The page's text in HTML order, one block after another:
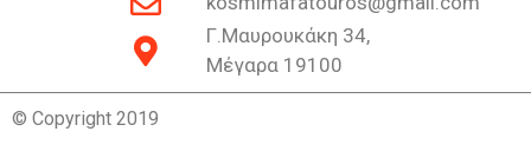
Γ.Μαυρουκάκη 34,
Μέγαρα 19100
© Copyright 2019